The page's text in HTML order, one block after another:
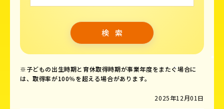
※子どもの出生時期と育休取得時期が事業年度をまたぐ場合に
は、取得率が100％を超える場合があります。
2025年12月01日